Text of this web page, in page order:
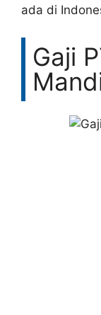
ada di
Gaji